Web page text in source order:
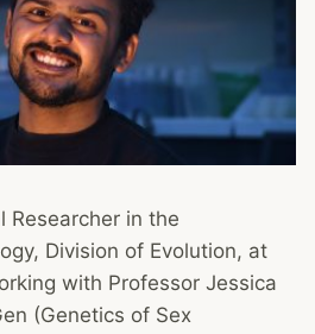
Researcher in the
Division of Evolution, at
with Professor Jessica
(Genetics of Sex